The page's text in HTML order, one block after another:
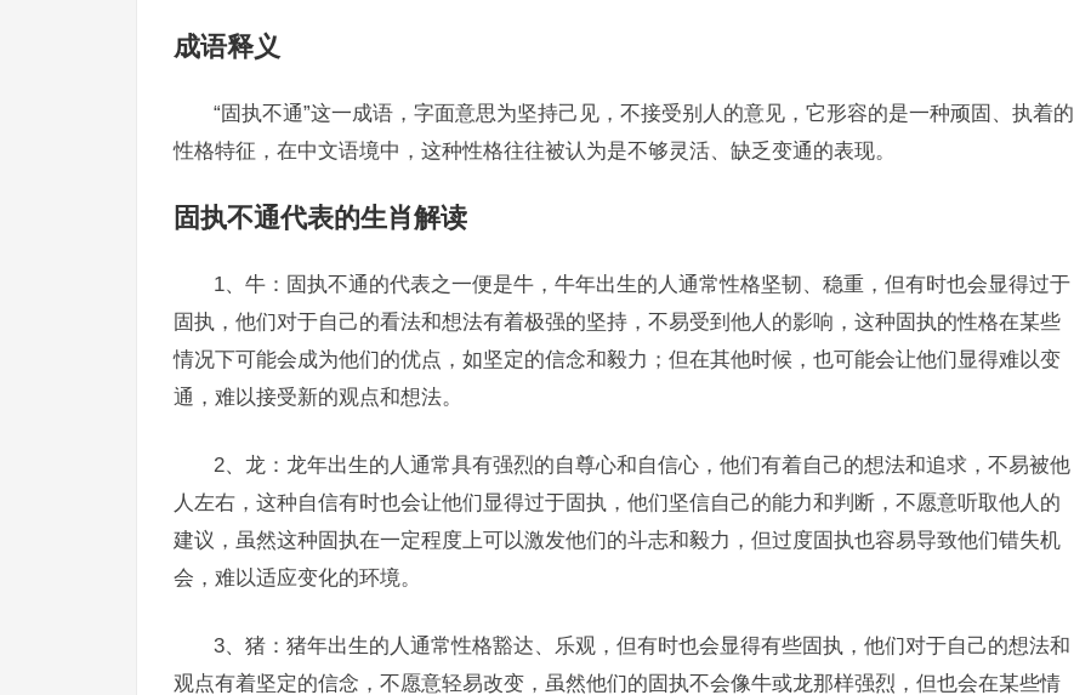
成语释义
“固执不通”这一成语，字面意思为坚持己见，不接受别人的意见，它形容的是一种顽固、执着的
性格特征，在中文语境中，这种性格往往被认为是不够灵活、缺乏变通的表现。
固执不通代表的生肖解读
1、牛：固执不通的代表之一便是牛，牛年出生的人通常性格坚韧、稳重，但有时也会显得过于
固执，他们对于自己的看法和想法有着极强的坚持，不易受到他人的影响，这种固执的性格在某些
情况下可能会成为他们的优点，如坚定的信念和毅力；但在其他时候，也可能会让他们显得难以变
通，难以接受新的观点和想法。
2、龙：龙年出生的人通常具有强烈的自尊心和自信心，他们有着自己的想法和追求，不易被他
人左右，这种自信有时也会让他们显得过于固执，他们坚信自己的能力和判断，不愿意听取他人的
建议，虽然这种固执在一定程度上可以激发他们的斗志和毅力，但过度固执也容易导致他们错失机
会，难以适应变化的环境。
3、猪：猪年出生的人通常性格豁达、乐观，但有时也会显得有些固执，他们对于自己的想法和
观点有着坚定的信念，不愿意轻易改变，虽然他们的固执不会像牛或龙那样强烈，但也会在某些情